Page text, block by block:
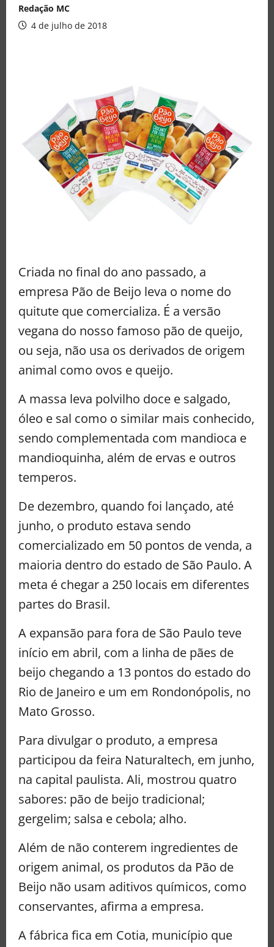
Redação MC
4 de julho de 2018
Criada no final do ano passado, a
empresa Pão de Beijo leva o nome do
quitute que comercializa. É a versão
vegana do nosso famoso pão de queijo,
ou seja, não usa os derivados de origem
animal como ovos e queijo.
A massa leva polvilho doce e salgado,
óleo e sal como o similar mais conhecido,
sendo complementada com mandioca e
mandioquinha, além de ervas e outros
temperos.
De dezembro, quando foi lançado, até
junho, o produto estava sendo
comercializado em 50 pontos de venda, a
maioria dentro do estado de São Paulo. A
meta é chegar a 250 locais em diferentes
partes do Brasil.
A expansão para fora de São Paulo teve
início em abril, com a linha de pães de
beijo chegando a 13 pontos do estado do
Rio de Janeiro e um em Rondonópolis, no
Mato Grosso.
Para divulgar o produto, a empresa
participou da feira Naturaltech, em junho,
na capital paulista. Ali, mostrou quatro
sabores: pão de beijo tradicional;
gergelim; salsa e cebola; alho.
Além de não conterem ingredientes de
origem animal, os produtos da Pão de
Beijo não usam aditivos químicos, como
conservantes, afirma a empresa.
A fábrica fica em Cotia, município que